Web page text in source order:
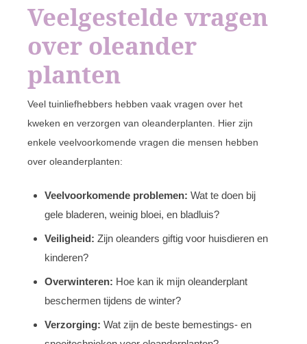
Veelgestelde vragen
over oleander
planten
Veel tuinliefhebbers hebben vaak vragen over het
kweken en verzorgen van oleanderplanten. Hier zijn
enkele veelvoorkomende vragen die mensen hebben
over oleanderplanten:
Veelvoorkomende problemen: Wat te doen bij
gele bladeren, weinig bloei, en bladluis?
Veiligheid: Zijn oleanders giftig voor huisdieren en
kinderen?
Overwinteren: Hoe kan ik mijn oleanderplant
beschermen tijdens de winter?
Verzorging: Wat zijn de beste bemestings- en